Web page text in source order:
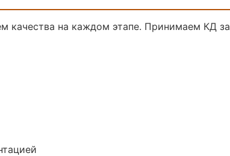
качества на каждом этапе. Принимаем КД